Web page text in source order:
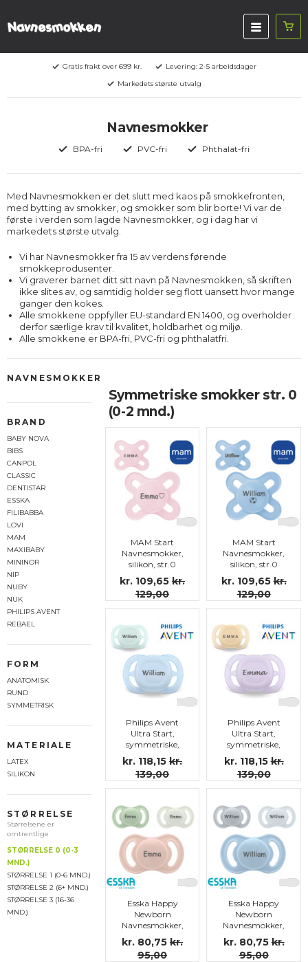
Gratis frakt over 699 kr.
Levering: 2-5 arbeidsdager
Markedets største utvalg
Navnesmokker
BPA-fri PVC-fri Phthalat-fri
Med Navnesmokken er det slutt med kaos på smokkefronten,
med bytting av smokker, og smokker som blir borte! Vi var de
første i verden som lagde Navnesmokker, og i dag har vi
markedets største utvalg.
Vi har Navnesmokker fra 15 av verdens førende
smokkeprodusenter.
Vi graverer barnet ditt sitt navn på Navnesmokken, så skriften
ikke slites av, og samtidig holder seg flott uansett hvor mange
ganger den kokes.
Alle smokkene oppfyller EU-standard EN 1400, og overholder
derfor særlige krav til kvalitet, holdbarhet og miljø.
Alle smokkene er BPA-fri, PVC-fri og phthalatfri.
NAVNESMOKKER
BRAND
BABY NOVA
BIBS
CANPOL
CLASSIC
DENTISTAR
ESSKA
FILIBABBA
LOVI
MAM
MAXIBABY
MININOR
NIP
NUBY
NUK
PHILIPS AVENT
REBAEL
FORM
ANATOMISK
RUND
SYMMETRISK
MATERIALE
LATEX
SILIKON
STØRRELSE
Størrelsene er
omtrentlige
STØRRELSE 0 (0-3
MND.)
STØRRELSE 1 (0-6 MND.)
STØRRELSE 2 (6+ MND.)
STØRRELSE 3 (16-36
MND.)
Symmetriske smokker str. 0
(0-2 mnd.)
MAM Start
Navnesmokker,
silikon, str.0
kr. 109,65 kr.
129,00
MAM Start
Navnesmokker,
silikon, str.0
kr. 109,65 kr.
129,00
Philips Avent
Ultra Start,
symmetriske,
silikon str.0 (0-2
md.)
kr. 118,15 kr.
139,00
Philips Avent
Ultra Start,
symmetriske,
silikon str.0 (0-2
md.)
kr. 118,15 kr.
139,00
Esska Happy
Newborn
Navnesmokker,
symmetriske,
silikon str.0
kr. 80,75 kr.
95,00
Esska Happy
Newborn
Navnesmokker,
symmetriske,
silikon str.0
kr. 80,75 kr.
95,00